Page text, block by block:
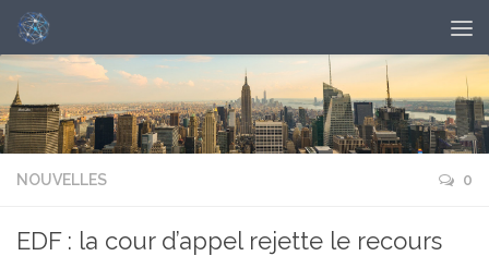
NOUVELLES 0
EDF : la cour d’appel rejette le recours